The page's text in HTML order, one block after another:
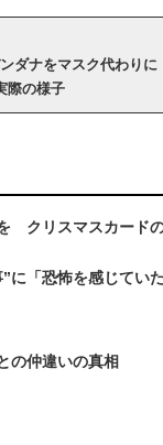
ダナをマスク代わりに
際の様子
クリスマスカード
に「恐怖を感じてい
の仲違いの真相